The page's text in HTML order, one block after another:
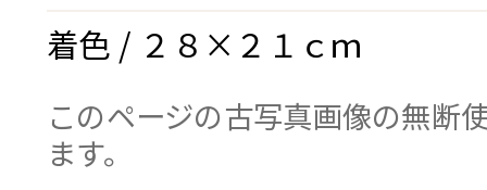
着色 / ２８×２１ｃｍ
このページの古写真画像の無断
ます。